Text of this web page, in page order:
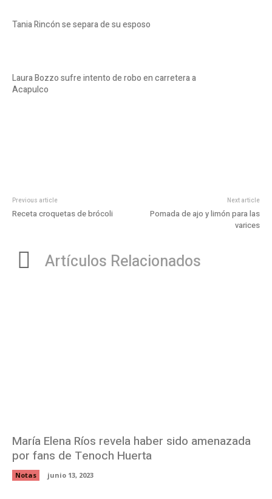
Tania Rincón se separa de su esposo
Laura Bozzo sufre intento de robo en carretera a
Acapulco
Previous article
Receta croquetas de brócoli
Next article
Pomada de ajo y limón para las
varices
Artículos Relacionados
María Elena Ríos revela haber sido amenazada
por fans de Tenoch Huerta
Notas junio 13, 2023